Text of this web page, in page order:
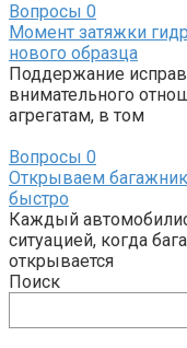
Вопросы 0
Момент затяжки
нового образца
Поддержание
внимательного
агрегатам, в том
Вопросы 0
Открываем багажник
быстро
Каждый
ситуацией, когда
открывается
Поиск